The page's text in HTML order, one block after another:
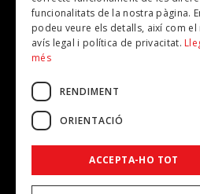
Correu electrònic*
Accepto lapolítica de privacitat
funcionalitats de la nostra pàgina.
podeu veure els detalls, així com el
avís legal i política de privacitat.
més
RENDIMENT
ORIENTACIÓ
ACCEPTA-HO TOT